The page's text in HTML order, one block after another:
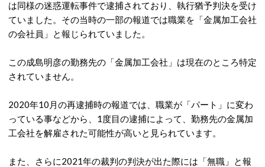
は同様の迷惑運転事件で逮捕されており、執行猶予判決を受け
ていました。その当時の一部の報道では職業を「金属加工会社
の会社員」と報じられていました。
この成島明彦の勤務先の「金属加工会社」は現在のところ特定
されていません。
2020年10月の再逮捕時の報道では、職業が「パート」に変わ
っている事などから、1度目の逮捕によって、勤務先の金属加
工会社を解雇された可能性が高いと見られています。
また、さらに2021年の裁判の判決が出た際には「無職」と報